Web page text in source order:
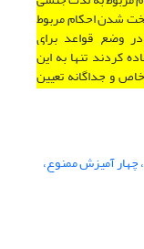
شدن احکام مربوط
وضع قواعد برای
کردند تنها به این
و جداگانه تعیین
آمیزش ممنوع،